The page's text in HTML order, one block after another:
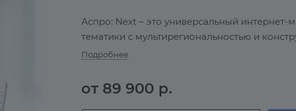
Аспро: Next – это универсальный интернет-
тематики с мультирегиональностью и
Подробнее
от 89 900 р.